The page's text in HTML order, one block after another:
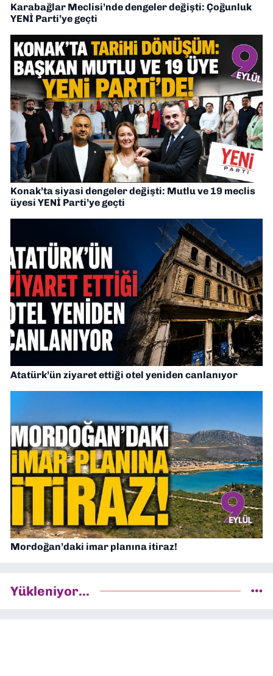
Karabağlar Meclisi’nde dengeler değişti: Çoğunluk
YENİ Parti’ye geçti
Konak’ta siyasi dengeler değişti: Mutlu ve 19 meclis
üyesi YENİ Parti’ye geçti
Atatürk’ün ziyaret ettiği otel yeniden canlanıyor
Mordoğan’daki imar planına itiraz!
Yükleniyor...